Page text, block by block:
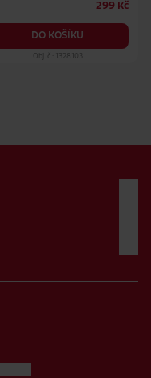
299 Kč
DO KOŠÍKU
Obj. č.: 1328103